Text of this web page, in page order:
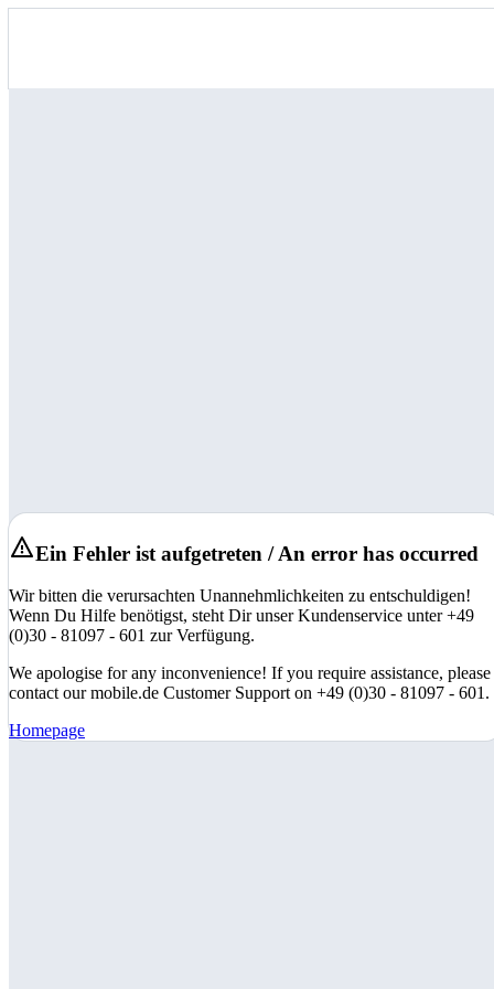
Ein Fehler ist aufgetreten / An error has occurred
Wir bitten die verursachten Unannehmlichkeiten zu entschuldigen!
Wenn Du Hilfe benötigst, steht Dir unser Kundenservice unter +49
(0)30 - 81097 - 601 zur Verfügung.
We apologise for any inconvenience! If you require assistance, please
contact our mobile.de Customer Support on +49 (0)30 - 81097 - 601.
Homepage